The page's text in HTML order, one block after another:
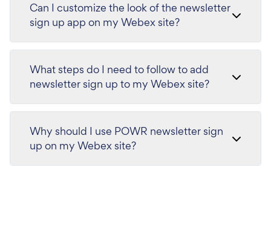
Can I customize the look of the newsletter
sign up app on my Webex site?
What steps do I need to follow to add
newsletter sign up to my Webex site?
Why should I use POWR newsletter sign
up on my Webex site?